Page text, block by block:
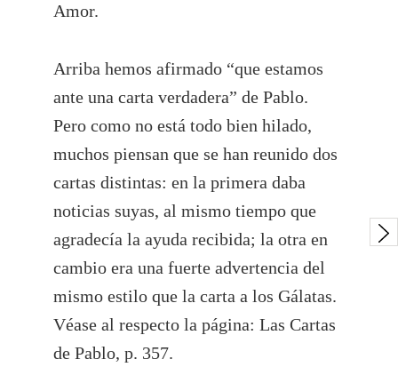
Amor.
Arriba hemos afirmado “que estamos
ante una carta verdadera” de Pablo.
Pero como no está todo bien hilado,
muchos piensan que se han reunido dos
cartas distintas: en la primera daba
noticias suyas, al mismo tiempo que
agradecía la ayuda recibida; la otra en
cambio era una fuerte advertencia del
mismo estilo que la carta a los Gálatas.
Véase al respecto la página: Las Cartas
de Pablo, p. 357.